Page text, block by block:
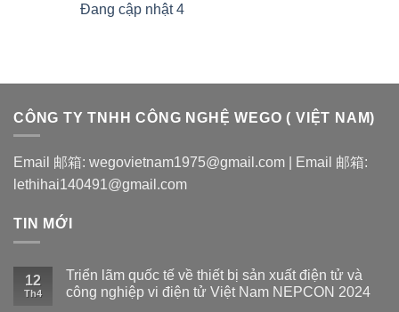
Đang cập nhật 4
CÔNG TY TNHH CÔNG NGHỆ WEGO ( VIỆT NAM)
Email 邮箱: wegovietnam1975@gmail.com | Email 邮箱:
lethihai140491@gmail.com
TIN MỚI
12
Th4
Triển lãm quốc tế về thiết bị sản xuất điện tử và
công nghiệp vi điện tử Việt Nam NEPCON 2024